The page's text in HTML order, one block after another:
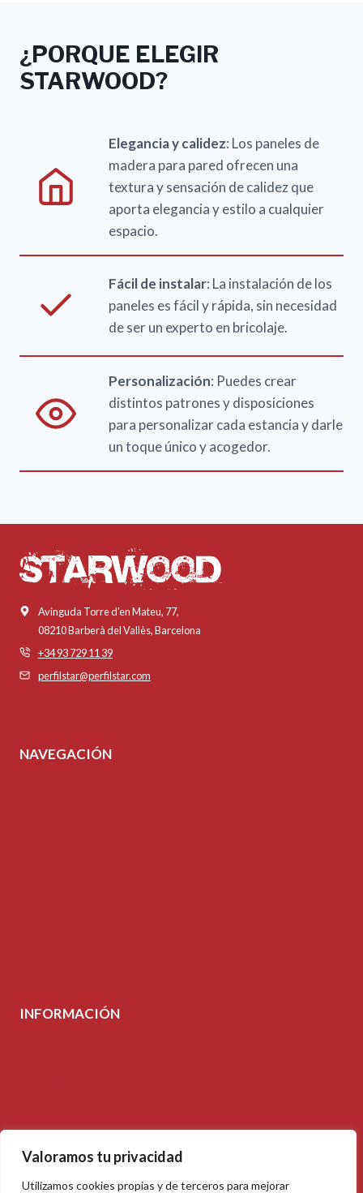
Valoramos tu privacidad
Utilizamos cookies propias y de terceros para mejorar
¿PORQUE ELEGIR
STARWOOD?
Elegancia y calidez: Los paneles de
madera para pared ofrecen una
textura y sensación de calidez que
aporta elegancia y estilo a cualquier
espacio.
Fácil de instalar: La instalación de los
paneles es fácil y rápida, sin necesidad
de ser un experto en bricolaje.
Personalización: Puedes crear
distintos patrones y disposiciones
para personalizar cada estancia y darle
un toque único y acogedor.
Avinguda Torre d'en Mateu, 77,
08210 Barberà del Vallès, Barcelona
+34 93 729 11 39
perfilstar@perfilstar.com
NAVEGACIÓN
INFORMACIÓN
Accesibilidad
Mapa del sitio